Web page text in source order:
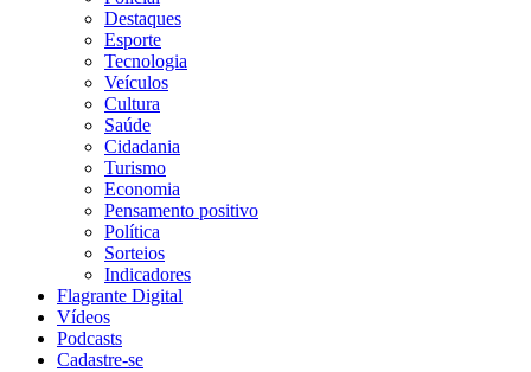
Destaques
Esporte
Tecnologia
Veículos
Cultura
Saúde
Cidadania
Turismo
Economia
Pensamento positivo
Política
Sorteios
Indicadores
Flagrante Digital
Vídeos
Podcasts
Cadastre-se